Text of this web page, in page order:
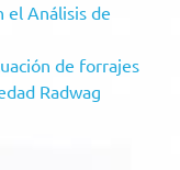
el Análisis de
de forrajes
Radwag